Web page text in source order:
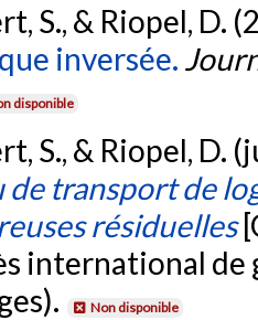
S., & Riopel, D.
inversée.
disponible
S., & Riopel, D.
de transport de
résiduelles
international de
Non disponible